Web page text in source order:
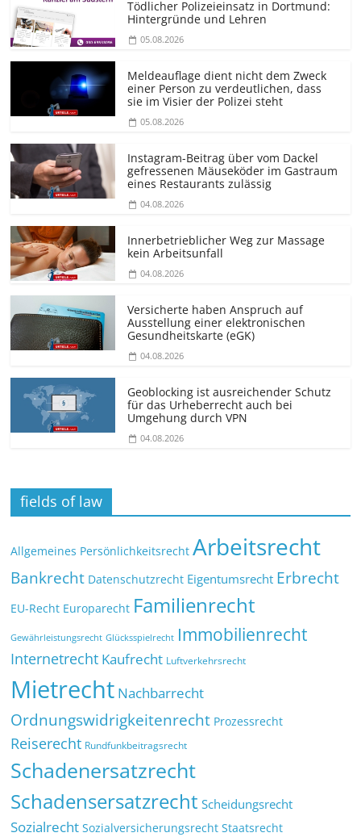
Tödlicher Polizeieinsatz in Dortmund:
Hintergründe und Lehren
05.08.2026
Meldeauflage dient nicht dem Zweck
einer Person zu verdeutlichen, dass
sie im Visier der Polizei steht
05.08.2026
Instagram-Beitrag über vom Dackel
gefressenen Mäuseköder im Gastraum
eines Restaurants zulässig
04.08.2026
Innerbetrieblicher Weg zur Massage
kein Arbeitsunfall
04.08.2026
Versicherte haben Anspruch auf
Ausstellung einer elektronischen
Gesundheitskarte (eGK)
04.08.2026
Geoblocking ist ausreichender Schutz
für das Urheberrecht auch bei
Umgehung durch VPN
04.08.2026
fields of law
Allgemeines Persönlichkeitsrecht Arbeitsrecht
Bankrecht Datenschutzrecht Eigentumsrecht Erbrecht
EU-Recht Europarecht Familienrecht
Gewährleistungsrecht Glücksspielrecht Immobilienrecht
Internetrecht Kaufrecht Luftverkehrsrecht
Mietrecht Nachbarrecht
Ordnungswidrigkeitenrecht Prozessrecht
Reiserecht Rundfunkbeitragsrecht
Schadenersatzrecht
Schadensersatzrecht Scheidungsrecht
Sozialrecht Sozialversicherungsrecht Staatsrecht